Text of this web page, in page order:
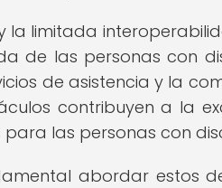
la limitada
de las personas con
de asistencia y la
contribuyen a la
las personas con
abordar estos